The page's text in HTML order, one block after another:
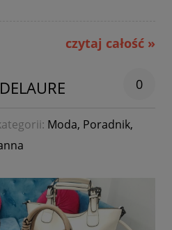
czytaj całość »
0
Moda, Poradnik,